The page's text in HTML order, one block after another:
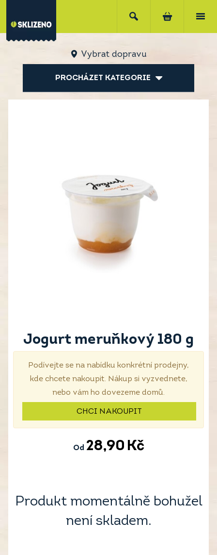
Vybrat dopravu
PROCHÁZET KATEGORIE
Jogurt meruňkový 180 g
Podívejte se na nabídku konkrétní prodejny,
kde chcete nakoupit. Nákup si vyzvednete,
nebo vám ho dovezeme domů.
CHCI NAKOUPIT
Od 28,90 Kč
Produkt momentálně bohužel
není skladem.